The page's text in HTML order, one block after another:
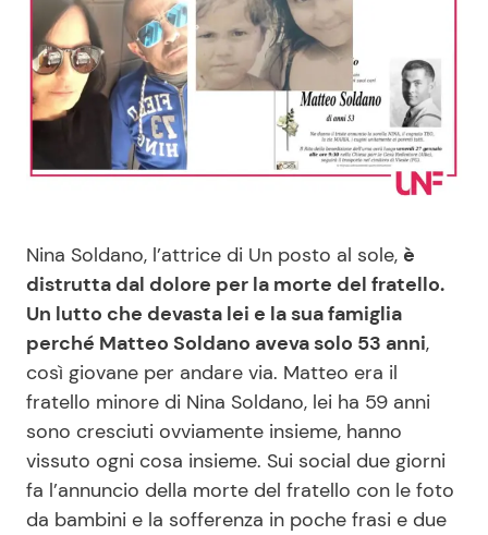
News Musica
News Spettacolo
Casa
Moda e Style
Mondo Mamma
News benessere
Salute
Cucina e Ricette
Consigli di Cucina
Dolci
Le Ricette in TV
Primi Piatti
Ricette Facili e Veloci
Nina Soldano, l’attrice di Un posto al sole, è
distrutta dal dolore per la morte del fratello.
Un lutto che devasta lei e la sua famiglia
perché Matteo Soldano aveva solo 53 anni,
così giovane per andare via. Matteo era il
fratello minore di Nina Soldano, lei ha 59 anni
sono cresciuti ovviamente insieme, hanno
vissuto ogni cosa insieme. Sui social due giorni
fa l’annuncio della morte del fratello con le foto
da bambini e la sofferenza in poche frasi e due